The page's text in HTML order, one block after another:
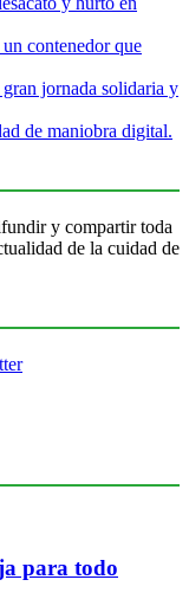
contenedor que
jornada solidaria y
de maniobra digital.
y compartir toda
de la cuidad de
para todo